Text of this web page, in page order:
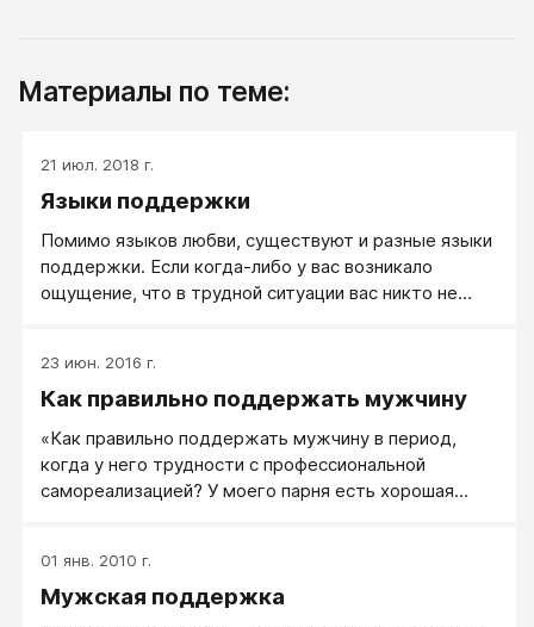
Материалы по теме:
21 июл. 2018 г.
Языки поддержки
Помимо языков любви, существуют и разные языки
поддержки. Если когда-либо у вас возникало
ощущение, что в трудной ситуации вас никто не
выражение для вас было предложено иным
способом, нежели тот, что вам ближе.
23 июн. 2016 г.
Как правильно поддержать мужчину
«Как правильно поддержать мужчину в период,
когда у него трудности с профессиональной
самореализацией? У моего парня есть хорошая
подавленности. Я вижу, как он отчаивается, пытаясь
придумать себе интересное применение в жизни.
01 янв. 2010 г.
Мужская поддержка